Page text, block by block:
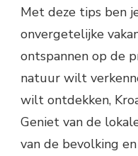
Met deze tips ben
onvergetelijke
ontspannen op de
natuur wilt
wilt ontdekken,
Geniet van de
van de bevolking